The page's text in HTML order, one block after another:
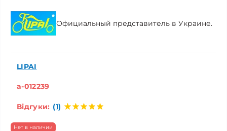
Официальный представитель в Украине.
LIPAI
a-012239
Відгуки: (1)
Нет в наличии